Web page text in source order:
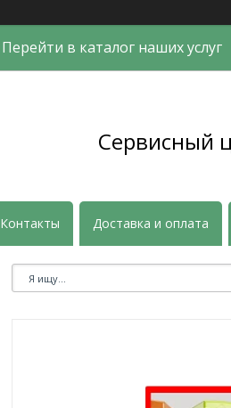
Перейти в каталог наших услуг
Сервисный
Контакты Доставка и оплата